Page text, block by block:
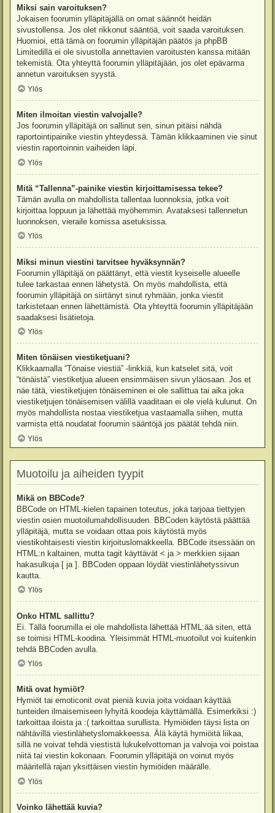
Miksi sain varoituksen?
Jokaisen foorumin ylläpitäjällä on omat säännöt heidän
sivustollensa. Jos olet rikkonut sääntöä, voit saada varoituksen.
Huomioi, että tämä on foorumin ylläpitäjän päätös ja phpBB
Limitedillä ei ole sivustolla annettavien varoitusten kanssa mitään
tekemistä. Ota yhteyttä foorumin ylläpitäjään, jos olet epävarma
annetun varoituksen syystä.
Ylös
Miten ilmoitan viestin valvojalle?
Jos foorumin ylläpitäjä on sallinut sen, sinun pitäisi nähdä
raportointipainike viestin yhteydessä. Tämän klikkaaminen vie sinut
viestin raportoinnin vaiheiden läpi.
Ylös
Mitä “Tallenna”-painike viestin kirjoittamisessa tekee?
Tämän avulla on mahdollista tallentaa luonnoksia, jotka voit
kirjoittaa loppuun ja lähettää myöhemmin. Avataksesi tallennetun
luonnoksen, vieraile komissa asetuksissa.
Ylös
Miksi minun viestini tarvitsee hyväksynnän?
Foorumin ylläpitäjä on päättänyt, että viestit kyseiselle alueelle
tulee tarkastaa ennen lähetystä. On myös mahdollista, että
foorumin ylläpitäjä on siirtänyt sinut ryhmään, jonka viestit
tarkistetaan ennen lähettämistä. Ota yhteyttä foorumin ylläpitäjään
saadaksesi lisätietoja.
Ylös
Miten tönäisen viestiketjuani?
Klikkaamalla “Tönaise viestiä” -linkkiä, kun katselet sitä, voit
“tönäistä” viestiketjua alueen ensimmäisen sivun yläosaan. Jos et
näe tätä, viestiketjujen tönäiseminen ei ole sallittua tai aika joka
viestiketjujen tönäisemisen välillä vaaditaan ei ole vielä kulunut. On
myös mahdollista nostaa viestiketjua vastaamalla siihen, mutta
varmista että noudatat foorumin sääntöjä jos päätät tehdä niin.
Ylös
Muotoilu ja aiheiden tyypit
Mikä on BBCode?
BBCode on HTML-kielen tapainen toteutus, joka tarjoaa tiettyjen
viestin osien muotoilumahdollisuuden. BBCoden käytöstä päättää
ylläpitäjä, mutta se voidaan ottaa pois käytöstä myös
viestikohtaisesti viestin kirjoituslomakkeella. BBCode itsessään on
HTML:n kaltainen, mutta tagit käyttävät < ja > merkkien sijaan
hakasulkuja [ ja ]. BBCoden oppaan löydät viestinlähetyssivun
kautta.
Ylös
Onko HTML sallittu?
Ei. Tällä foorumilla ei ole mahdollista lähettää HTML:ää siten, että
se toimisi HTML-koodina. Yleisimmät HTML-muotoilut voi kuitenkin
tehdä BBCoden avulla.
Ylös
Mitä ovat hymiöt?
Hymiöt tai emoticonit ovat pieniä kuvia joita voidaan käyttää
tunteiden ilmaisemiseen lyhyitä koodeja käyttämällä. Esimerkiksi :)
tarkoittaa iloista ja :( tarkoittaa surullista. Hymiöiden täysi lista on
nähtävillä viestinlähetyslomakkeessa. Älä käytä hymiöitä liikaa,
sillä ne voivat tehdä viestistä lukukelvottoman ja valvoja voi poistaa
niitä tai viestin kokonaan. Foorumin ylläpitäjä on voinut myös
määritellä rajan yksittäisen viestin hymiöiden määrälle.
Ylös
Voinko lähettää kuvia?